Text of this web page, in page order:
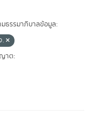
ธรรมาภิบาลข้อมูล:
.
าต: